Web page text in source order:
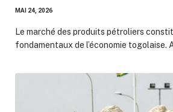
MAI 24, 2026
Le marché des produits pétroliers
fondamentaux de l’économie togolaise.